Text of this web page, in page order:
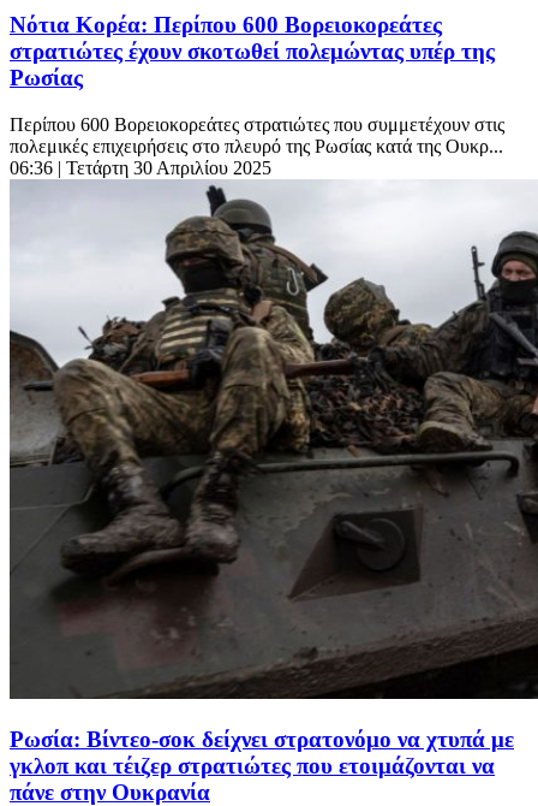
Νότια Κορέα: Περίπου 600 Βορειοκορεάτες
στρατιώτες έχουν σκοτωθεί πολεμώντας υπέρ της
Ρωσίας
Περίπου 600 Βορειοκορεάτες στρατιώτες που συμμετέχουν στις
πολεμικές επιχειρήσεις στο πλευρό της Ρωσίας κατά της Ουκρ...
06:36 | Τετάρτη 30 Απριλίου 2025
Ρωσία: Βίντεο-σοκ δείχνει στρατονόμο να χτυπά με
γκλοπ και τέιζερ στρατιώτες που ετοιμάζονται να
πάνε στην Ουκρανία